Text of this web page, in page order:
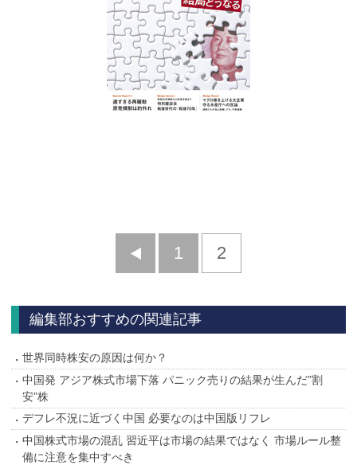
前
1 2
編集部おすすめの関連記事
世界同時株安の原因は何か？
中国発 アジア株式市場下落 パニック売りの結果が生んだ”割
安”株
デフレ不況に近づく中国 必要なのは中国版リフレ
中国株式市場の混乱 習近平は市場の結果ではなく 市場ルール整
備に注意を集中すべき